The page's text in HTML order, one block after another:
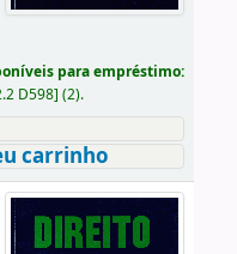
para empréstimo:
D598] (2).
carrinho